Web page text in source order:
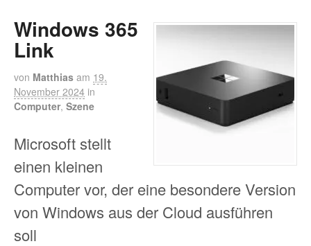
Windows 365
Link
von Matthias am 19.
November 2024 in
Computer, Szene
Microsoft stellt
einen kleinen
Computer vor, der eine besondere Version
von Windows aus der Cloud ausführen
soll